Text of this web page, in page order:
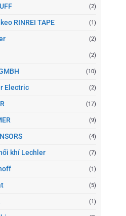
(2)
RINREI TAPE (1)
(2)
(2)
(10)
Electric (2)
(17)
(9)
(4)
khí Lechler (7)
(1)
(5)
(1)